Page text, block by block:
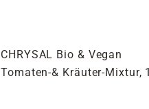
CHRYSAL Bio & Vegan
Tomaten-& Kräuter-Mixtur,